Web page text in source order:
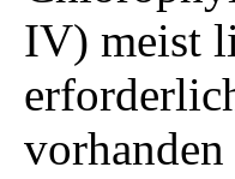
IV) meist
vorhanden